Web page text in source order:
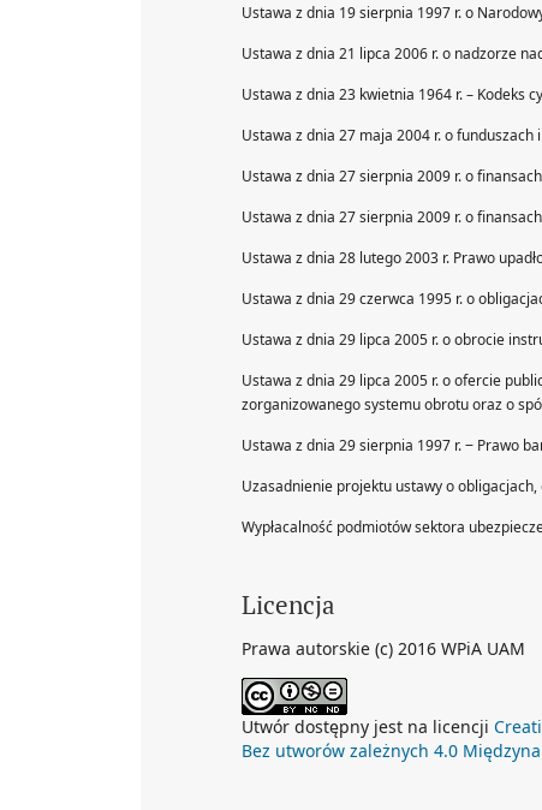
Ustawa z dnia 19 sierpnia 1997 r. o
Ustawa z dnia 21 lipca 2006 r. o nadzorze
Ustawa z dnia 23 kwietnia 1964 r. – Kodeks
Ustawa z dnia 27 maja 2004 r. o
Ustawa z dnia 27 sierpnia 2009 r. o
Ustawa z dnia 27 sierpnia 2009 r. o
Ustawa z dnia 28 lutego 2003 r. Prawo
Ustawa z dnia 29 czerwca 1995 r. o
Ustawa z dnia 29 lipca 2005 r. o obrocie
Ustawa z dnia 29 lipca 2005 r. o ofercie
zorganizowanego systemu obrotu oraz o
Ustawa z dnia 29 sierpnia 1997 r. ‒ Prawo
Uzasadnienie projektu ustawy o
Wypłacalność podmiotów sektora
Licencja
Prawa autorskie (c) 2016 WPiA UAM
Utwór dostępny jest na licencji
Bez utworów zależnych 4.0